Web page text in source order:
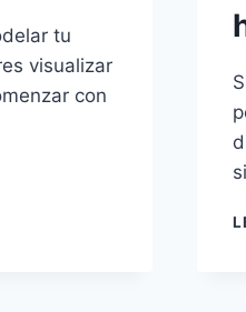
tu
visualizar
con